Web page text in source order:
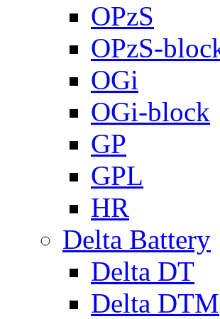
OPzS
OPzS-
OGi
OGi-block
GP
GPL
HR
Delta Battery
Delta DT
Delta DTM